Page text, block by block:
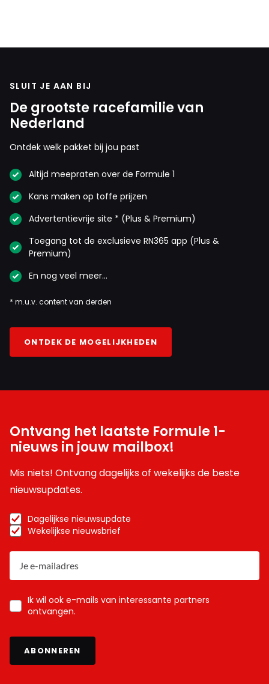
SLUIT JE AAN BIJ
De grootste racefamilie van
Nederland
Ontdek welk pakket bij jou past
Altijd meepraten over de Formule 1
Kans maken op toffe prijzen
Advertentievrije site * (Plus & Premium)
Toegang tot de exclusieve RN365 app (Plus &
Premium)
En nog veel meer…
* m.u.v. content van derden
ONTDEK DE MOGELIJKHEDEN
Ontvang het laatste Formule 1-
nieuws in jouw mailbox!
Mis niets! Ontvang dagelijks of wekelijks de beste
nieuwsupdates.
Dagelijkse nieuwsupdate
Wekelijkse nieuwsbrief
Ik wil ook e-mails van interessante partners
ontvangen.
ABONNEREN